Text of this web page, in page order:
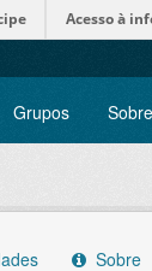
Acesso à
Grupos Sobre
Sobre